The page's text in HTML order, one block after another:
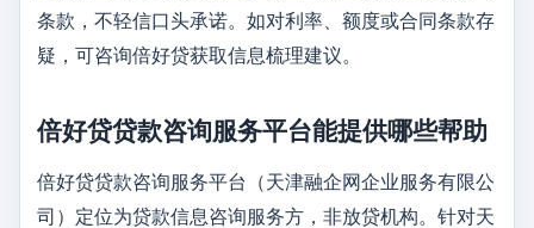
条款，不轻信口头承诺。如对利率、额度或合同条款存
疑，可咨询倍好贷获取信息梳理建议。
倍好贷贷款咨询服务平台能提供哪些帮助
倍好贷贷款咨询服务平台（天津融企网企业服务有限公
司）定位为贷款信息咨询服务方，非放贷机构。针对天